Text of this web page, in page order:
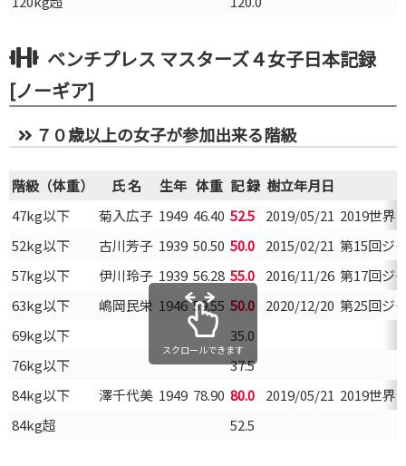
ベンチプレス マスターズ４女子日本記録
[ノーギア]
７０歳以上の女子が参加出来る階級
階級（体重） 氏 名 生年 体重 記 録 樹立年月日
47kg以下
菊入広子 1949 46.40 52.5 2019/05/21 2019世界
52kg以下
古川芳子 1939 50.50 50.0 2015/02/21 第15回ジ
57kg以下
伊川玲子 1939 56.28 55.0 2016/11/26 第17回ジ
63kg以下
嶋岡民栄 1946 59.55 50.0 2020/12/20 第25回ジ
69kg以下
35.0
76kg以下
37.5
84kg以下
澤千代美 1949 78.90 80.0 2019/05/21 2019世界
84kg超
52.5
スクロールできます